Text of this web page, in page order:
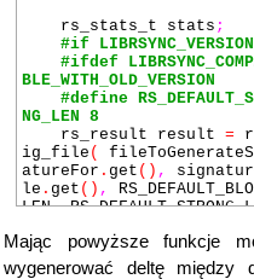
rs_stats_t stats ;
#if
#ifdef
BLE_WITH_OLD_VERSION
#define
NG_LEN 8
rs_result result =
ig_file (
atureFor . get () ,
le . get () ,
LEN,
);
#else
Mając powyższe funkcje
wygenerować deltę między